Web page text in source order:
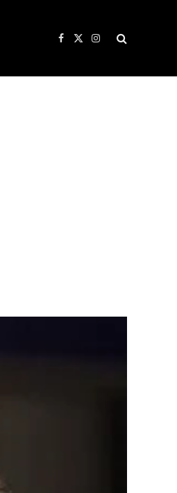
Facebook
X
Instagram